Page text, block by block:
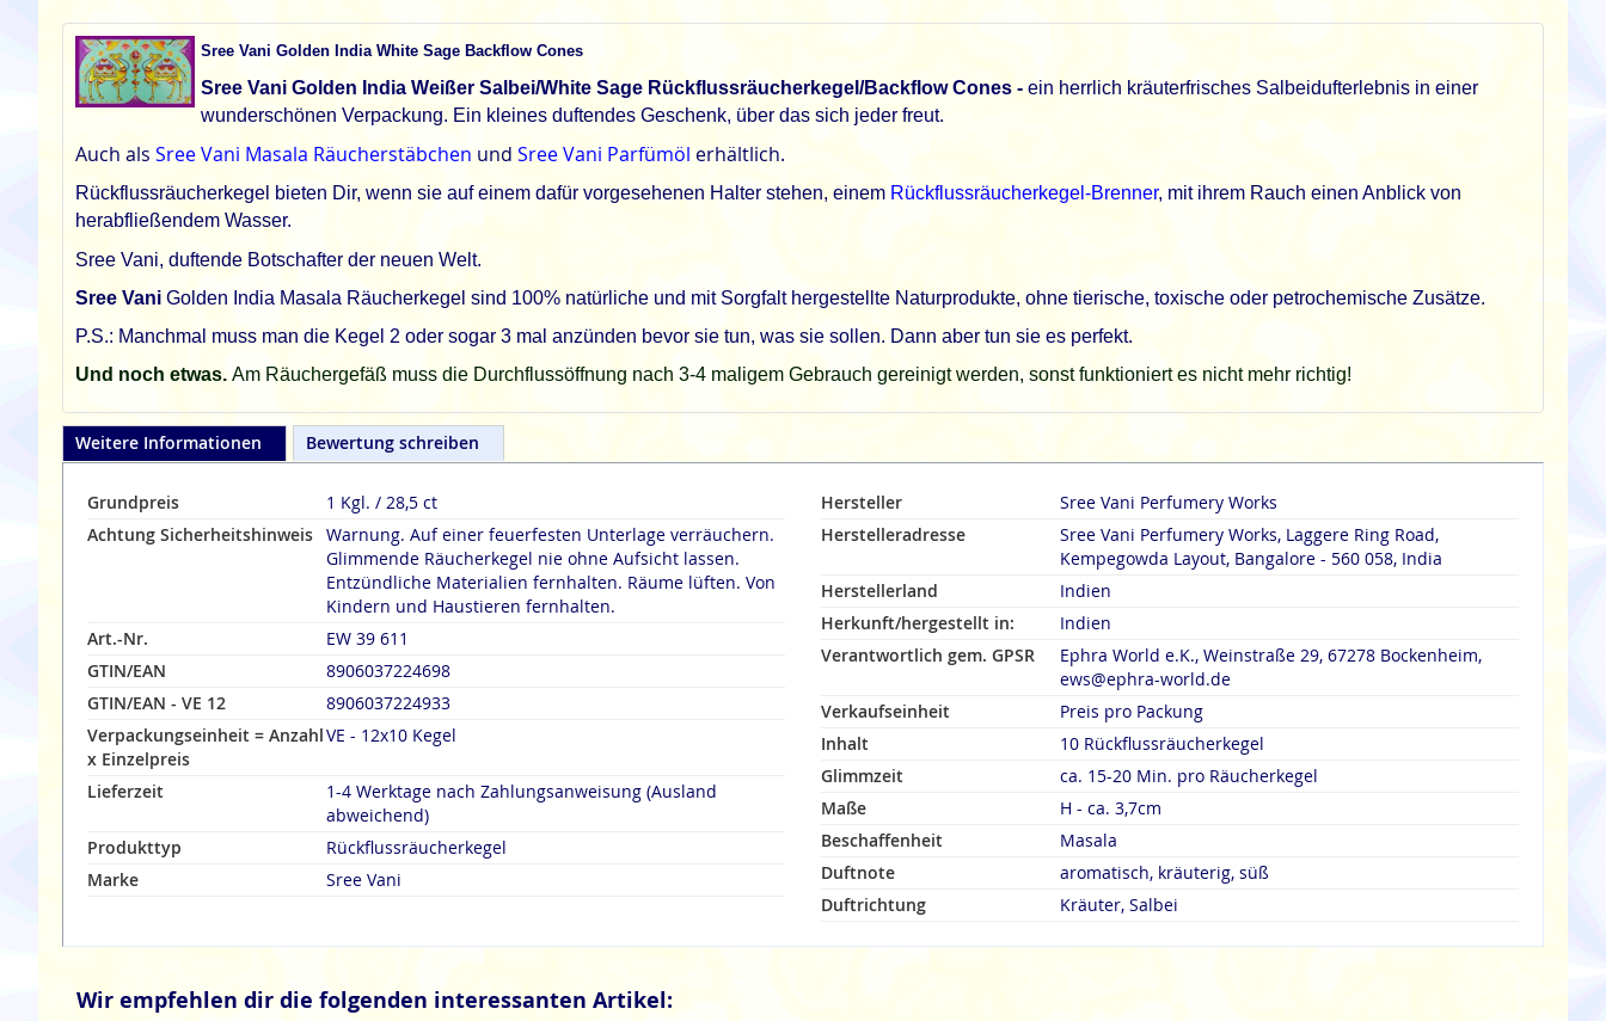
Sree Vani Golden India White Sage Backflow Cones
Sree Vani Golden India Weißer Salbei/White Sage Rückflussräucherkegel/Backflow Cones - ein herrlich kräuterfrisches Salbeidufterlebnis in einer
wunderschönen Verpackung. Ein kleines duftendes Geschenk, über das sich jeder freut.
Auch als Sree Vani Masala Räucherstäbchen und Sree Vani Parfümöl erhältlich.
Rückflussräucherkegel bieten Dir, wenn sie auf einem dafür vorgesehenen Halter stehen, einem Rückflussräucherkegel-Brenner, mit ihrem Rauch einen Anblick von
herabfließendem Wasser.
Sree Vani, duftende Botschafter der neuen Welt.
Sree Vani Golden India Masala Räucherkegel sind 100% natürliche und mit Sorgfalt hergestellte Naturprodukte, ohne tierische, toxische oder petrochemische Zusätze.
P.S.: Manchmal muss man die Kegel 2 oder sogar 3 mal anzünden bevor sie tun, was sie sollen. Dann aber tun sie es perfekt.
Und noch etwas. Am Räuchergefäß muss die Durchflussöffnung nach 3-4 maligem Gebrauch gereinigt werden, sonst funktioniert es nicht mehr richtig!
Weitere Informationen
Grundpreis
1 Kgl. / 28,5 ct
Achtung Sicherheitshinweis Warnung. Auf einer feuerfesten Unterlage verräuchern.
Glimmende Räucherkegel nie ohne Aufsicht lassen.
Entzündliche Materialien fernhalten. Räume lüften. Von
Kindern und Haustieren fernhalten.
Art.-Nr.
EW 39 611
GTIN/EAN
8906037224698
GTIN/EAN - VE 12
8906037224933
Verpackungseinheit = Anzahl
x Einzelpreis
VE - 12x10 Kegel
Lieferzeit
1-4 Werktage nach Zahlungsanweisung (Ausland
abweichend)
Produkttyp
Rückflussräucherkegel
Marke
Sree Vani
Hersteller
Sree Vani Perfumery Works
Herstelleradresse
Sree Vani Perfumery Works, Laggere Ring Road,
Kempegowda Layout, Bangalore - 560 058, India
Herstellerland
Indien
Herkunft/hergestellt in:
Indien
Verantwortlich gem. GPSR
Ephra World e.K., Weinstraße 29, 67278 Bockenheim,
ews@ephra-world.de
Verkaufseinheit
Preis pro Packung
Inhalt
10 Rückflussräucherkegel
Glimmzeit
ca. 15-20 Min. pro Räucherkegel
Maße
H - ca. 3,7cm
Beschaffenheit
Masala
Duftnote
aromatisch, kräuterig, süß
Duftrichtung
Kräuter, Salbei
Bewertung schreiben
Wir empfehlen dir die folgenden interessanten Artikel: